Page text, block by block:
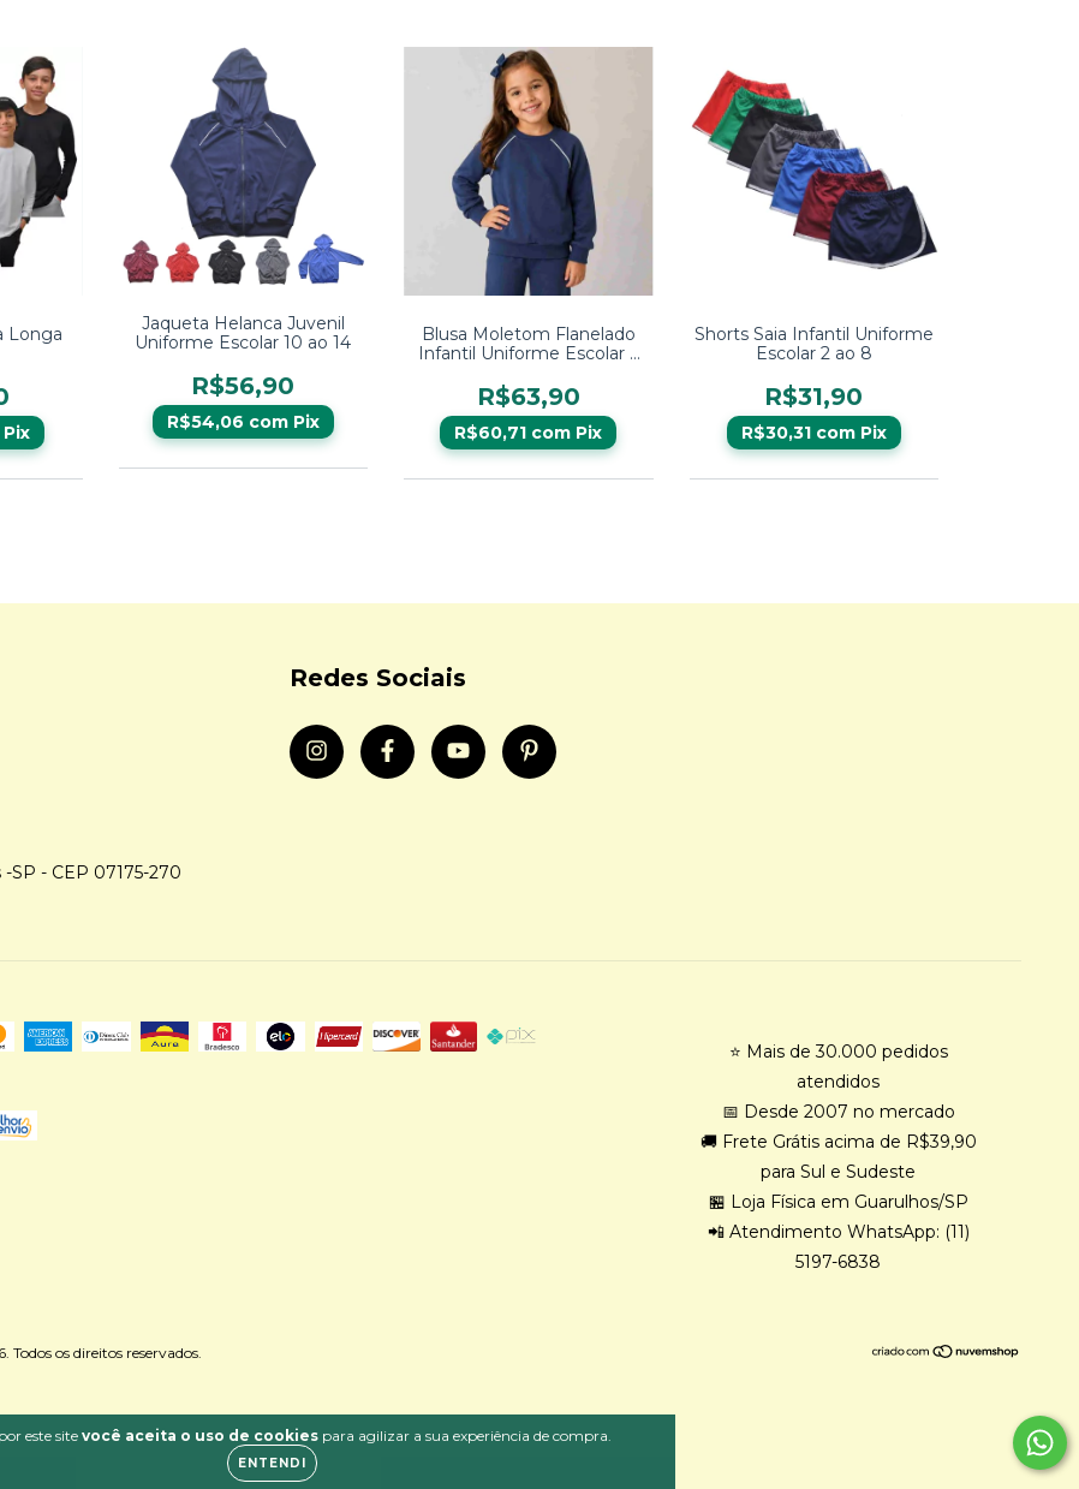
este sitevocê aceita o uso de cookiespara agilizar a sua experiência de compra.
ENTENDI
Longa
Pix
Jaqueta Helanca Juvenil
Uniforme Escolar 10 ao 14
R$56,90
R$54,06 com Pix
Blusa Moletom Flanelado
Infantil Uniforme Escolar 2
R$63,90
R$60,71 com Pix
Shorts Saia Infantil Uniforme
Escolar 2 ao 8
R$31,90
R$30,31 com Pix
SP - CEP 07175-270
Redes Sociais
⭐ Mais de 30.000 pedidos
atendidos
📅 Desde 2007 no mercado
🚚 Frete Grátis acima de R$39,90
para Sul e Sudeste
🏪 Loja Física em Guarulhos/SP
📲 Atendimento WhatsApp: (11)
5197-6838
os direitos reservados.